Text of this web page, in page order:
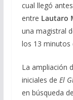
cual llegó
entre Lautaro
una magistral
los 13 minutos
La ampliación
iniciales de El
en búsqueda